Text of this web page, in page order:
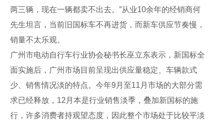
两三辆，现在一辆都卖不出去。”从业10余年的经销商何
先生坦言，当前旧国标车不再进货，而新车供应节奏慢，
销量不太乐观。
广州市电动自行车行业协会秘书长巫立东表示，新国标全
面实施后，广州市场目前呈现出供应量稳定、车辆款式
少、销售情况淡的特点。今年9月至11月市场的大部分需
求已经释放，12月本是行业销售淡季，叠加新国标的施
行，许多消费者持观望态度，因此整个市场处于比较平淡